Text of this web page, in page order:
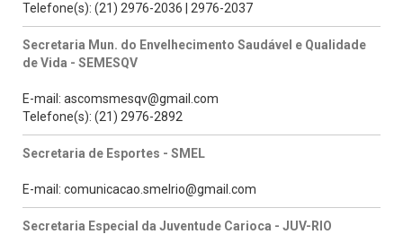
Telefone(s): (21) 2976-2036 | 2976-2037
Secretaria Mun. do Envelhecimento Saudável e Qualidade
de Vida - SEMESQV
E-mail: ascomsmesqv@gmail.com
Telefone(s): (21) 2976-2892
Secretaria de Esportes - SMEL
E-mail: comunicacao.smelrio@gmail.com
Secretaria Especial da Juventude Carioca - JUV-RIO